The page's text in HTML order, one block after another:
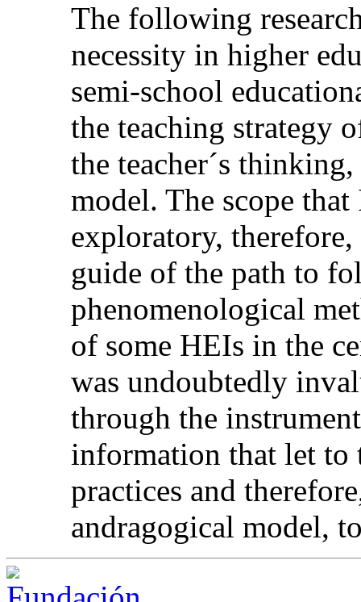
The following
necessity in higher
semi-school
the teaching strategy
the teacher´s
model. The scope
exploratory,
guide of the path to
phenomenological
of some HEIs in the
was undoubtedly
through the
information that let to
practices and
andragogical model,